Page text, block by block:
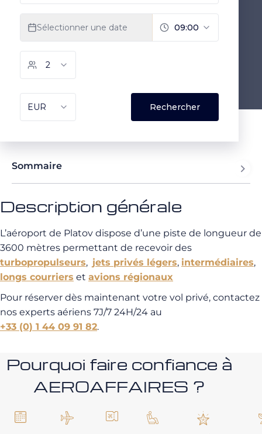
Sommaire
Description générale
L’aéroport de Platov dispose d’une piste de longueur de
3600 mètres permettant de recevoir des
turbopropulseurs, jets privés légers, intermédiaires,
longs courriers et avions régionaux
Pour réserver dès maintenant votre vol privé, contactez
nos experts aériens 7J/7 24H/24 au
+33 (0) 1 44 09 91 82.
Pourquoi faire confiance à
AEROAFFAIRES ?